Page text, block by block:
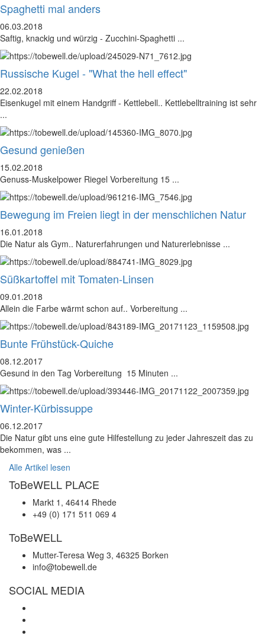
Spaghetti mal anders
06.03.2018
Saftig, knackig und würzig - Zucchini-Spaghetti ...
Russische Kugel - "What the hell effect"
22.02.2018
Eisenkugel mit einem Handgriff - Kettlebell.. Kettlebelltraining ist sehr
...
Gesund genießen
15.02.2018
Genuss-Muskelpower Riegel Vorbereitung 15 ...
Bewegung im Freien liegt in der menschlichen Natur
16.01.2018
Die Natur als Gym.. Naturerfahrungen und Naturerlebnisse ...
Süßkartoffel mit Tomaten-Linsen
09.01.2018
Allein die Farbe wärmt schon auf.. Vorbereitung ...
Bunte Frühstück-Quiche
08.12.2017
Gesund in den Tag Vorbereitung 15 Minuten ...
Winter-Kürbissuppe
06.12.2017
Die Natur gibt uns eine gute Hilfestellung zu jeder Jahreszeit das zu
bekommen, was ...
Alle Artikel lesen
ToBeWELL PLACE
Markt 1, 46414 Rhede
+49 (0) 171 511 069 4
ToBeWELL
Mutter-Teresa Weg 3, 46325 Borken
info@tobewell.de
SOCIAL MEDIA